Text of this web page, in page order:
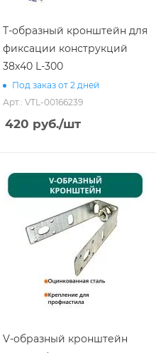
T-образный кронштейн для
фиксации конструкций
38х40 L-300
Под заказ от 2 дней
Арт.: VTL-00166239
420 руб./шт
V-образный кронштейн